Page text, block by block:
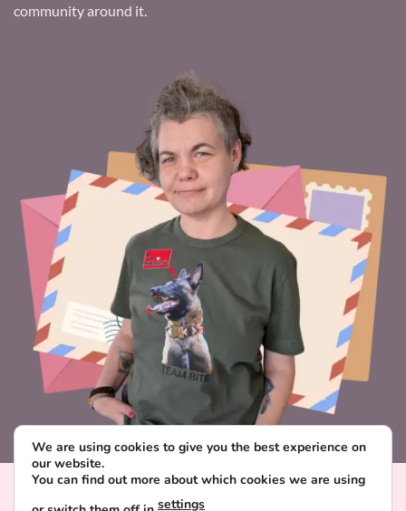
community around it.
We are using cookies to give you the best experience on
our website.
You can find out more about which cookies we are using
settings